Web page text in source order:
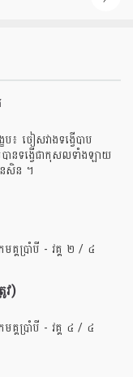
ប៖ ចៀសវាងទង្វើបាប
ានទង្វើជាកុសលទាំងឡាយ
នសិន ។
មគ្គប្រាំបី - វគ្គ ២ / ៤
វ)
មគ្គប្រាំបី - វគ្គ ៤ / ៤